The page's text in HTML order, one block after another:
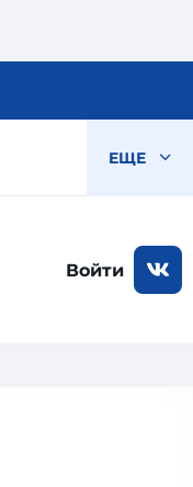
ЕЩЕ
Войти